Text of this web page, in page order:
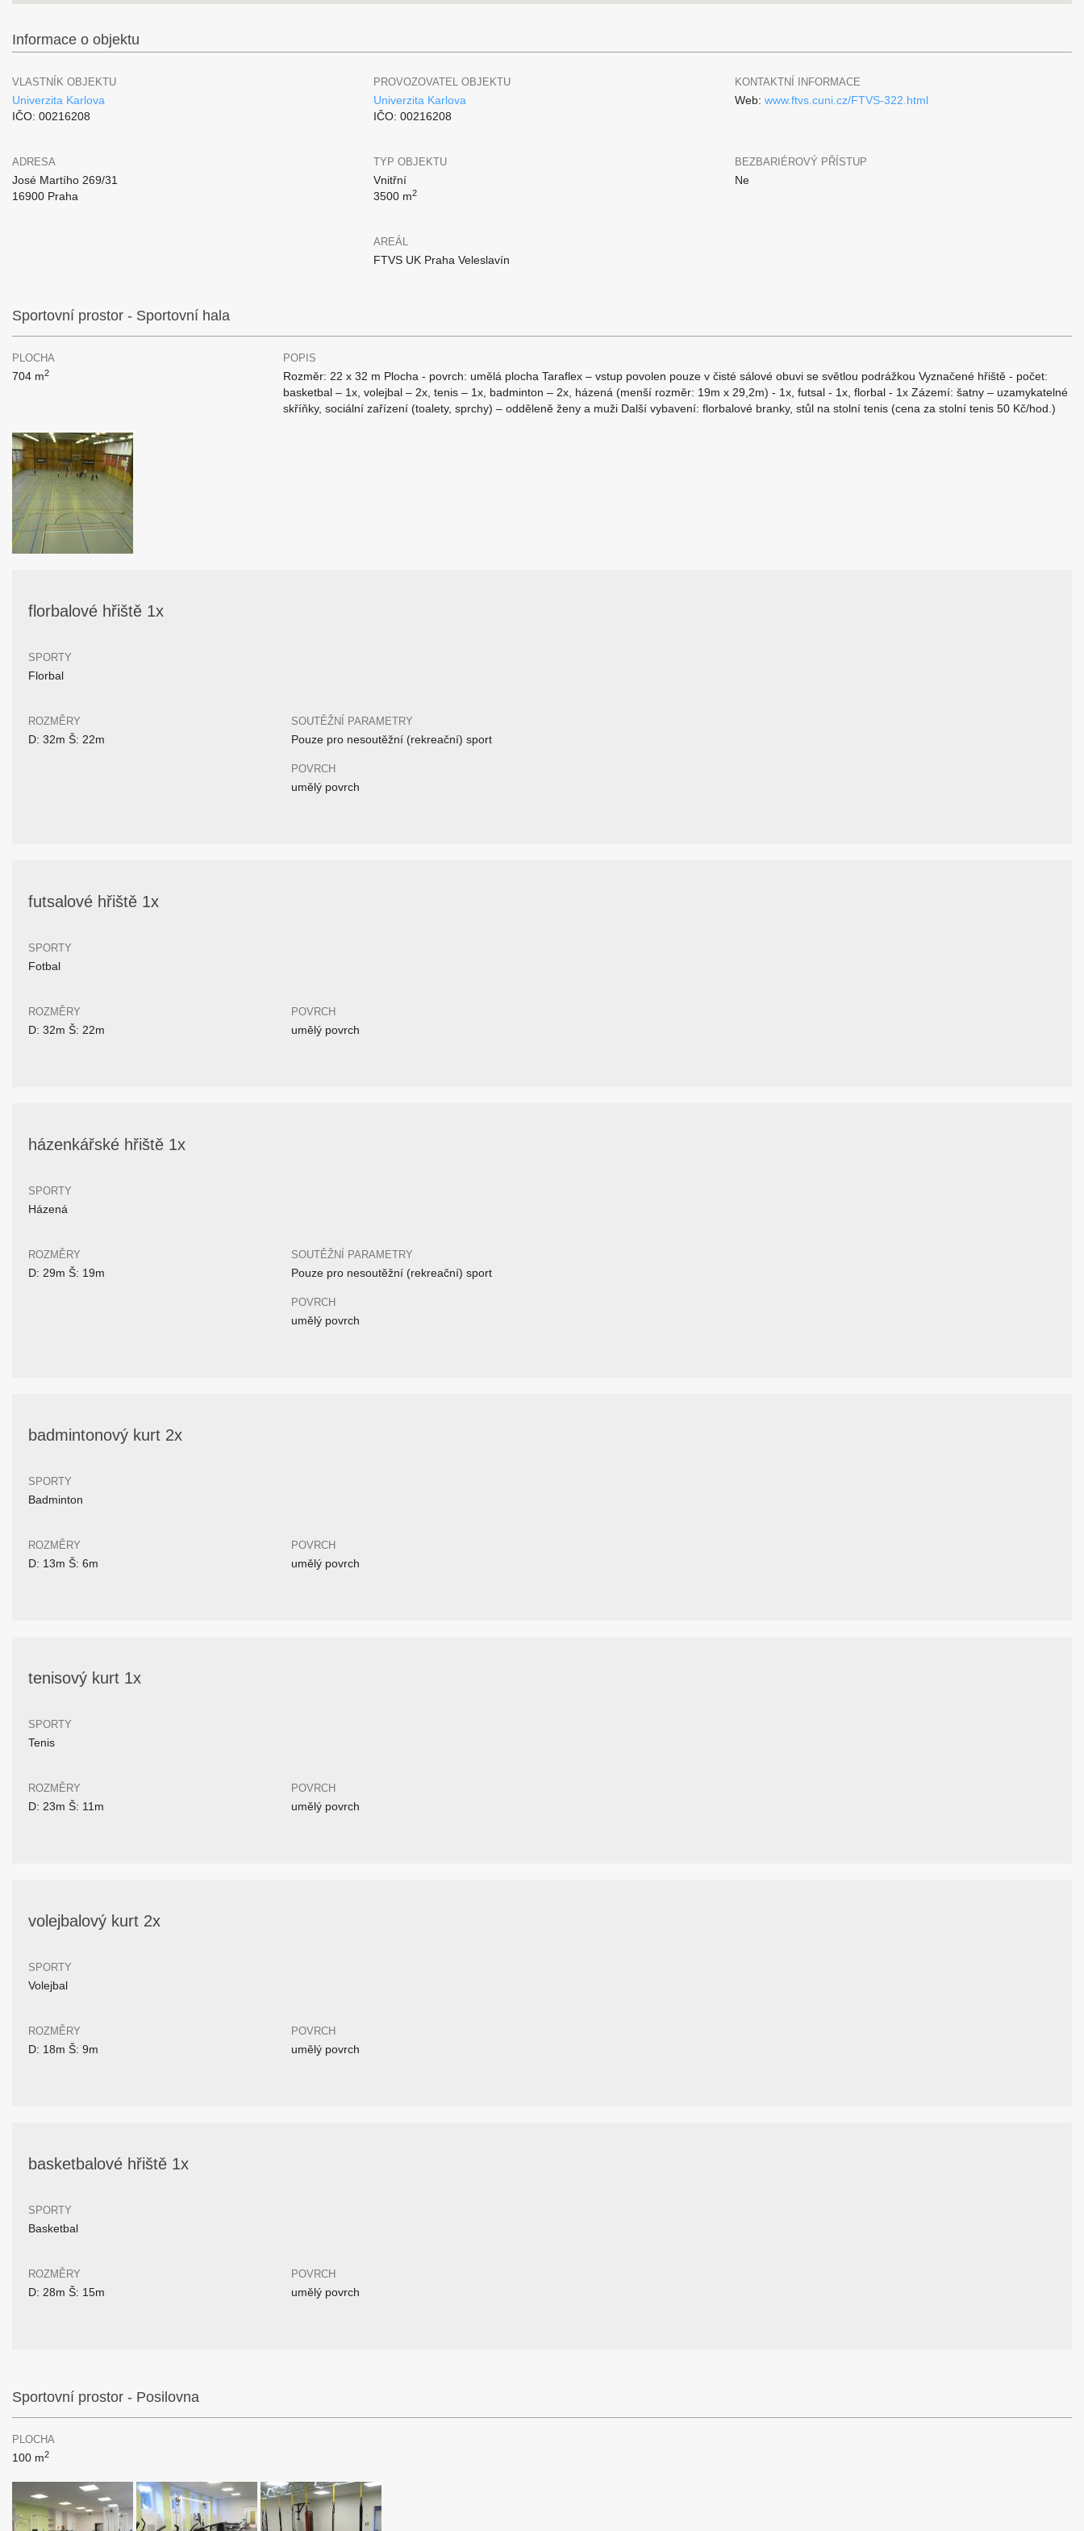
Informace o objektu
VLASTNÍK OBJEKTU
Univerzita Karlova
IČO: 00216208
PROVOZOVATEL OBJEKTU
Univerzita Karlova
IČO: 00216208
KONTAKTNÍ INFORMACE
Web: www.ftvs.cuni.cz/FTVS-322.html
ADRESA
José Martího 269/31
16900 Praha
TYP OBJEKTU
Vnitřní
3500 m2
BEZBARIÉROVÝ PŘÍSTUP
Ne
AREÁL
FTVS UK Praha Veleslavín
Sportovní prostor - Sportovní hala
PLOCHA
704 m2
POPIS
Rozměr: 22 x 32 m Plocha - povrch: umělá plocha Taraflex – vstup povolen pouze v čisté sálové obuvi se světlou podrážkou Vyznačené hřiště - počet:
basketbal – 1x, volejbal – 2x, tenis – 1x, badminton – 2x, házená (menší rozměr: 19m x 29,2m) - 1x, futsal - 1x, florbal - 1x Zázemí: šatny – uzamykatelné
skříňky, sociální zařízení (toalety, sprchy) – odděleně ženy a muži Další vybavení: florbalové branky, stůl na stolní tenis (cena za stolní tenis 50 Kč/hod.)
florbalové hřiště 1x
SPORTY
Florbal
ROZMĚRY
D: 32m Š: 22m
SOUTĚŽNÍ PARAMETRY
Pouze pro nesoutěžní (rekreační) sport
POVRCH
umělý povrch
futsalové hřiště 1x
SPORTY
Fotbal
ROZMĚRY
D: 32m Š: 22m
POVRCH
umělý povrch
házenkářské hřiště 1x
SPORTY
Házená
ROZMĚRY
D: 29m Š: 19m
SOUTĚŽNÍ PARAMETRY
Pouze pro nesoutěžní (rekreační) sport
POVRCH
umělý povrch
badmintonový kurt 2x
SPORTY
Badminton
ROZMĚRY
D: 13m Š: 6m
POVRCH
umělý povrch
tenisový kurt 1x
SPORTY
Tenis
ROZMĚRY
D: 23m Š: 11m
POVRCH
umělý povrch
volejbalový kurt 2x
SPORTY
Volejbal
ROZMĚRY
D: 18m Š: 9m
POVRCH
umělý povrch
basketbalové hřiště 1x
SPORTY
Basketbal
ROZMĚRY
D: 28m Š: 15m
POVRCH
umělý povrch
Sportovní prostor - Posilovna
PLOCHA
100 m2